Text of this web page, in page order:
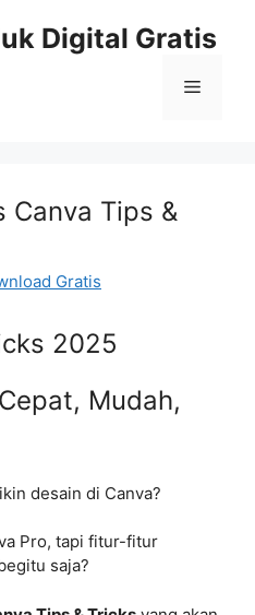
Digital Gratis
Menu
Canva Tips &
Gratis
2025
Mudah,
desain di Canva?
Pro, tapi fitur-fitur
saja?